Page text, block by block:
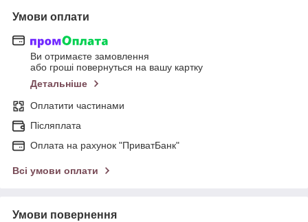
Умови оплати
Ви отримаєте замовлення
або гроші повернуться на вашу картку
Детальніше
Оплатити частинами
Післяплата
Оплата на рахунок "ПриватБанк"
Всі умови оплати
Умови повернення